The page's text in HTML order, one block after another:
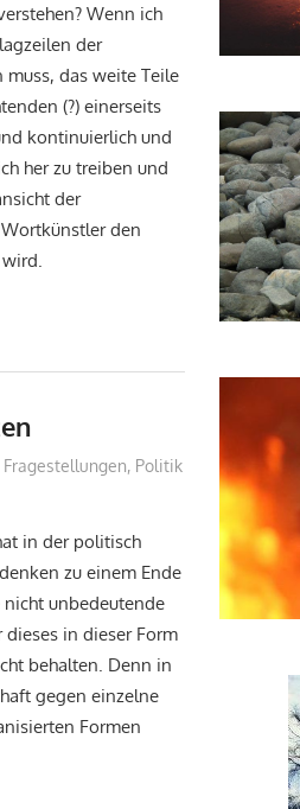
Wenn ich
der
muss, das weite Teile
(?) einerseits
kontinuierlich und
her zu treiben und
der
den
Fragestellungen, Politik
in der politisch
zu einem Ende
unbedeutende
in dieser Form
behalten. Denn in
gegen einzelne
Formen